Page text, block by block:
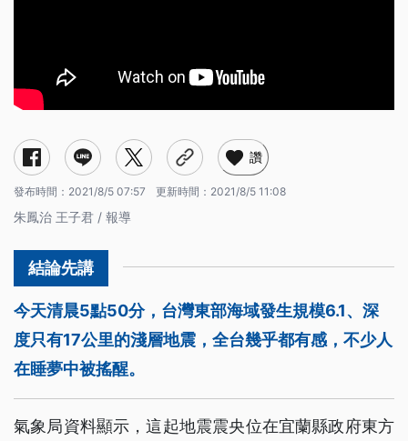
讚
發布時間： 2021/8/5 07:57 更新時間： 2021/8/5 11:08
朱鳳治 王子君 / 報導
今天清晨5點50分，台灣東部海域發生規模6.1、深
度只有17公里的淺層地震，全台幾乎都有感，不少人
在睡夢中被搖醒。
氣象局資料顯示，這起地震震央位在宜蘭縣政府東方